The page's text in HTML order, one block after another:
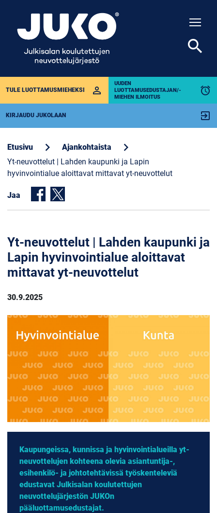
TULE LUOTTAMUSMIEHEKSI perm_identity
UUDEN
LUOTTAMUSEDUSTAJAN/-
MIEHEN ILMOITUS
alarm
KIRJAUDU JUKOLAAN exit_to_app
search
Etusivu chevron_right Ajankohtaista chevron_right
Yt-neuvottelut | Lahden kaupunki ja Lapin
hyvinvointialue aloittavat mittavat yt-neuvottelut
Jaa
Yt-neuvottelut | Lahden kaupunki ja
Lapin hyvinvointialue aloittavat
mittavat yt-neuvottelut
30.9.2025
Kaupungeissa, kunnissa ja hyvinvointialueilla yt-
neuvottelujen kohteena olevia asiantuntija-,
esihenkilö- ja johtotehtävissä työskenteleviä
edustavat Julkisalan koulutettujen
neuvottelujärjestön JUKOn
pääluottamusedustajat.